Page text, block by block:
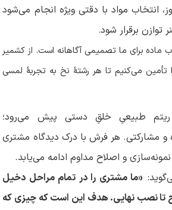
انتخاب مواد با دقتی ویژه انجام می‌شود
توازن برقرار شود.
ماده برای ما تصمیمی آگاهانه است. از کشمیر
تأمین می‌کنیم تا هر رشتهٔ نخ به تجربهٔ لمسی
ریتم طبیعیِ خلقِ دستی پیش می‌رود؛
و مشارکتی. هر فرش با درک دیدگاه مشتری
و اصلاح مداوم ادامه می‌یابد.
«ما مشتری را در تمام مراحل دخیل
تا نصب نهایی. هدف این است که چیزی که